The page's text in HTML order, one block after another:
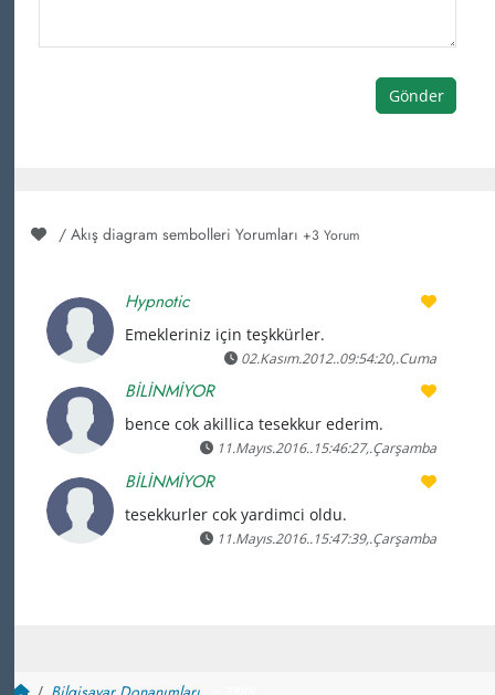
Gönder
/ Akış diagram sembolleri Yorumları +3 Yorum
Hypnotic
Emekleriniz için teşkkürler.
02.Kasım.2012..09:54:20,.Cuma
BİLİNMİYOR
bence cok akillica tesekkur ederim.
11.Mayıs.2016..15:46:27,.Çarşamba
BİLİNMİYOR
tesekkurler cok yardimci oldu.
11.Mayıs.2016..15:47:39,.Çarşamba